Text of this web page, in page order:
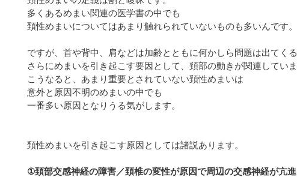
多くあるめまい関連の医学書の中でも
頚性めまいについてはあまり触れられていないものも多いんです。
ですが、首や背中、肩などは加齢とともに何かしら問題は出てくる
さらにめまいを引き起こす要因として、頚部の動きが関連していま
こうなると、あまり重要とされていない頚性めまいは
意外と原因不明のめまいの中でも
一番多い原因となりうる気がします。
頚性めまいを引き起こす原因としては諸説あります。
①頚部交感神経の障害／頚椎の変性が原因で周辺の交感神経が亢進